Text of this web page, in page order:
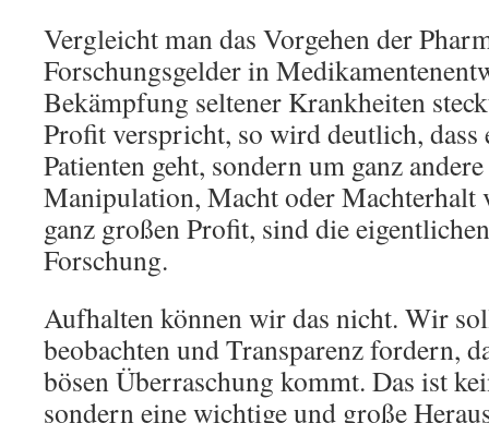
Vergleicht man das Vorgehen der
Forschungsgelder in
Bekämpfung seltener Krankheiten
Profit verspricht, so wird deutlich, dass
Patienten geht, sondern um ganz
Manipulation, Macht oder Machterhalt
ganz großen Profit, sind die
Forschung.
Aufhalten können wir das nicht. Wir
beobachten und Transparenz fordern,
bösen Überraschung kommt. Das ist
sondern eine wichtige und große